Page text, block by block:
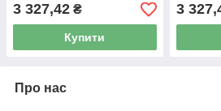
3 327,42 ₴
Купити
3
Про нас